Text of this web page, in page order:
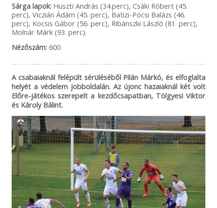
Sárga lapok:Huszti András (34.perc), Csáki Róbert (45.
perc), Viczián Ádám (45. perc), Batizi-Pócsi Balázs (46.
perc), Kocsis Gábor (56. perc), Ribánszki László (81. perc),
Molnár Márk (93. perc).
Nézőszám:600
A csabaiaknál felépült sérüléséből Pilán Márkó, és elfoglalta
helyét a védelem jobboldalán. Az újonc hazaiaknál két volt
Előre-játékos szerepelt a kezdőcsapatban, Tölgyesi Viktor
és Károly Bálint.